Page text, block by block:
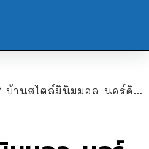
บ้านสไตล์มินิมมอล-นอร์ดิก ออกแบบยกพื้นสูง พร้อมการตกแต่งที่ให้ความน่ารักสบายตา